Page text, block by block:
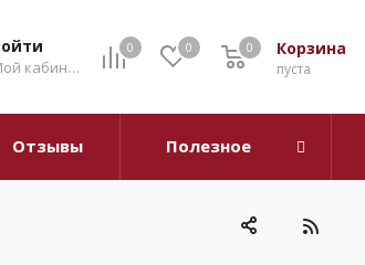
0 0 Корзина
0
пуста
0
Мой кабинет
Отзывы Полезное